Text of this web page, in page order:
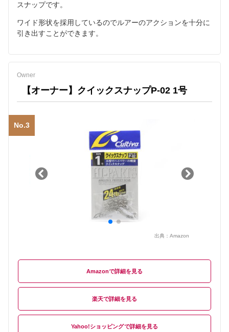
スナップです。
ワイド形状を採用しているのでルアーのアクションを十分に
引き出すことができます。
Owner
【オーナー】クイックスナップP-02 1号
No.3
出典： Amazon
Amazon
楽天
Yahoo!ショッピング